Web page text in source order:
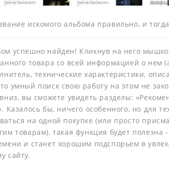
искомого альбома правильно, и
успешно найден! Кликнув на него
товара со всей информацией о нем
технические характеристики,
умный поиск свою работу на этом не
вы сможете увидеть разделы:
Казалось бы, ничего особенного, но для
на одной покупке (или просто
товарам), такая функция будет полезна
и станет хорошим подспорьем в
сайту.